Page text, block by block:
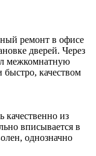
ремонт в офисе
дверей. Через
межкомнатную
качеством
качественно из
вписывается в
однозначно